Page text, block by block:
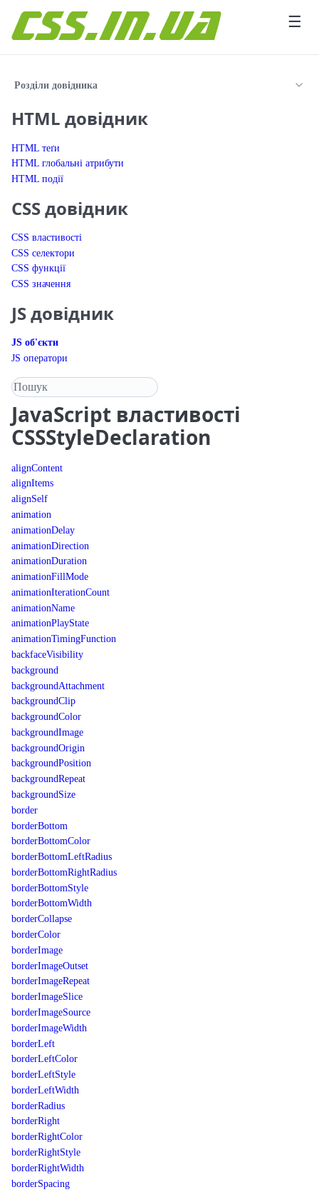
☰
Розділи довідника
HTML довідник
HTML теґи
HTML глобальні атрибути
HTML події
CSS довідник
CSS властивості
CSS селектори
CSS функції
CSS значення
JS довідник
JS об'єкти
JS оператори
Пошук у довіднику
JavaScript властивості
CSSStyleDeclaration
alignContent
alignItems
alignSelf
animation
animationDelay
animationDirection
animationDuration
animationFillMode
animationIterationCount
animationName
animationPlayState
animationTimingFunction
backfaceVisibility
background
backgroundAttachment
backgroundClip
backgroundColor
backgroundImage
backgroundOrigin
backgroundPosition
backgroundRepeat
backgroundSize
border
borderBottom
borderBottomColor
borderBottomLeftRadius
borderBottomRightRadius
borderBottomStyle
borderBottomWidth
borderCollapse
borderColor
borderImage
borderImageOutset
borderImageRepeat
borderImageSlice
borderImageSource
borderImageWidth
borderLeft
borderLeftColor
borderLeftStyle
borderLeftWidth
borderRadius
borderRight
borderRightColor
borderRightStyle
borderRightWidth
borderSpacing